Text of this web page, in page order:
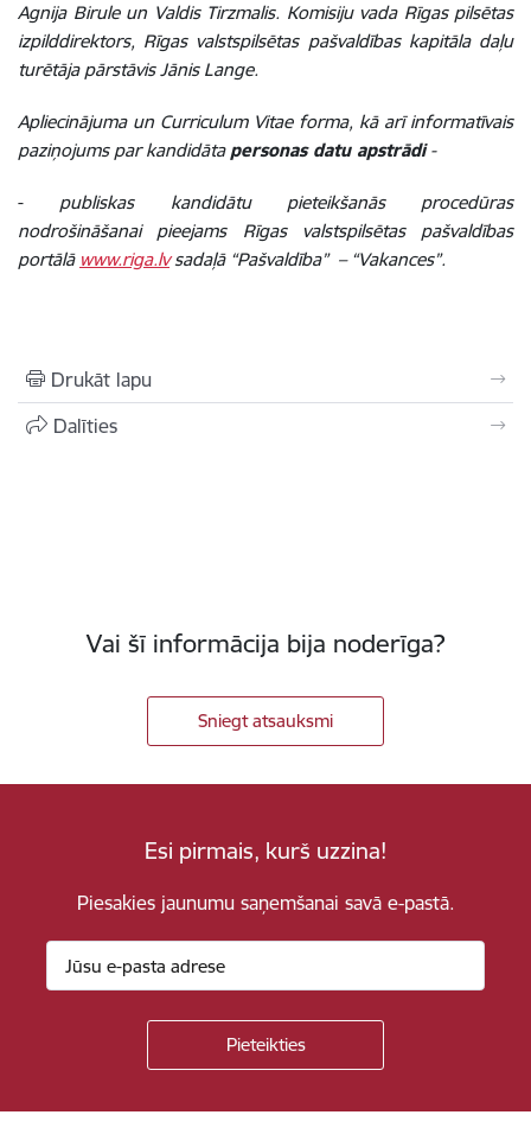
Agnija Birule un Valdis Tirzmalis. Komisiju vada Rīgas pilsētas
izpilddirektors, Rīgas valstspilsētas pašvaldības kapitāla daļu
turētāja pārstāvis Jānis Lange.
Apliecinājuma un Curriculum Vitae forma, kā arī informatīvais
paziņojums par kandidāta personas datu apstrādi-
- publiskas kandidātu pieteikšanās procedūras
nodrošināšanai pieejams Rīgas valstspilsētas pašvaldības
portālā www.riga.lvsadaļā “Pašvaldība” – “Vakances”.
Drukāt lapu
Dalīties
Vai šī informācija bija noderīga?
Sniegt atsauksmi
Esi pirmais, kurš uzzina!
Piesakies jaunumu saņemšanai savā e-pastā.